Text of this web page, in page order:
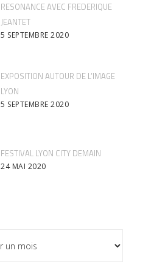
RESONANCE AVEC FREDERIQUE
JEANTET
5 SEPTEMBRE 2020
EXPOSITION AUTOUR DE L’IMAGE
LYON
5 SEPTEMBRE 2020
FESTIVAL LYON CITY DEMAIN
24 MAI 2020